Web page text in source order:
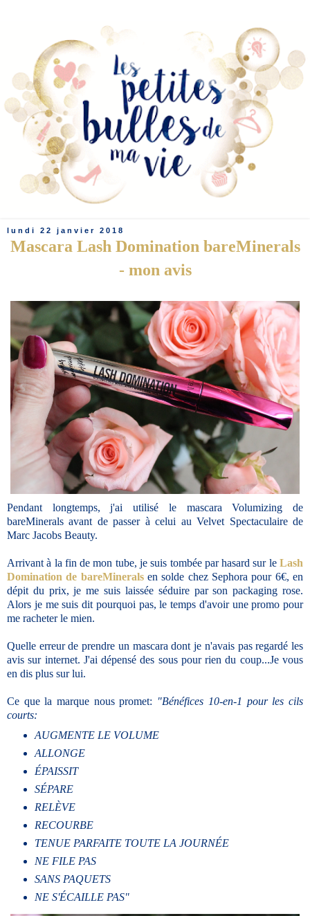
lundi 22 janvier 2018
Mascara Lash Domination bareMinerals
- mon avis
Pendant longtemps, j'ai utilisé le mascara Volumizing de
bareMinerals avant de passer à celui au Velvet Spectaculaire de
Marc Jacobs Beauty.
Arrivant à la fin de mon tube, je suis tombée par hasard sur le Lash
Domination de bareMineralsen solde chez Sephora pour 6€, en
dépit du prix, je me suis laissée séduire par son packaging rose.
Alors je me suis dit pourquoi pas, le temps d'avoir une promo pour
me racheter le mien.
Quelle erreur de prendre un mascara dont je n'avais pas regardé les
avis sur internet. J'ai dépensé des sous pour rien du coup...Je vous
en dis plus sur lui.
Ce que la marque nous promet: "Bénéfices 10-en-1 pour les cils
courts:
AUGMENTE LE VOLUME
ALLONGE
ÉPAISSIT
SÉPARE
RELÈVE
RECOURBE
TENUE PARFAITE TOUTE LA JOURNÉE
NE FILE PAS
SANS PAQUETS
NE S'ÉCAILLE PAS"